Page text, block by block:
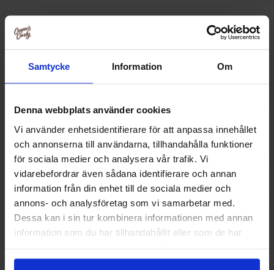
Samtycke Information Om
Denna webbplats använder cookies
Vi använder enhetsidentifierare för att anpassa innehållet
och annonserna till användarna, tillhandahålla funktioner
för sociala medier och analysera vår trafik. Vi
vidarebefordrar även sådana identifierare och annan
information från din enhet till de sociala medier och
annons- och analysföretag som vi samarbetar med.
Dessa kan i sin tur kombinera informationen med annan
information som du har tillhandahållit eller som de har
Relaterte produkter
Norregade Saltede Skruvar 85g
22.90 kr
Sallos X-